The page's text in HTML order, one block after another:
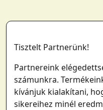
Tisztelt Partnerünk!
Partnereink
számunkra.
kívánjuk kialakítani,
sikereihez minél